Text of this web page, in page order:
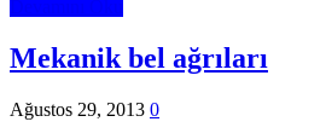
Mekanik bel ağrıları
Ağustos 29, 2013 0